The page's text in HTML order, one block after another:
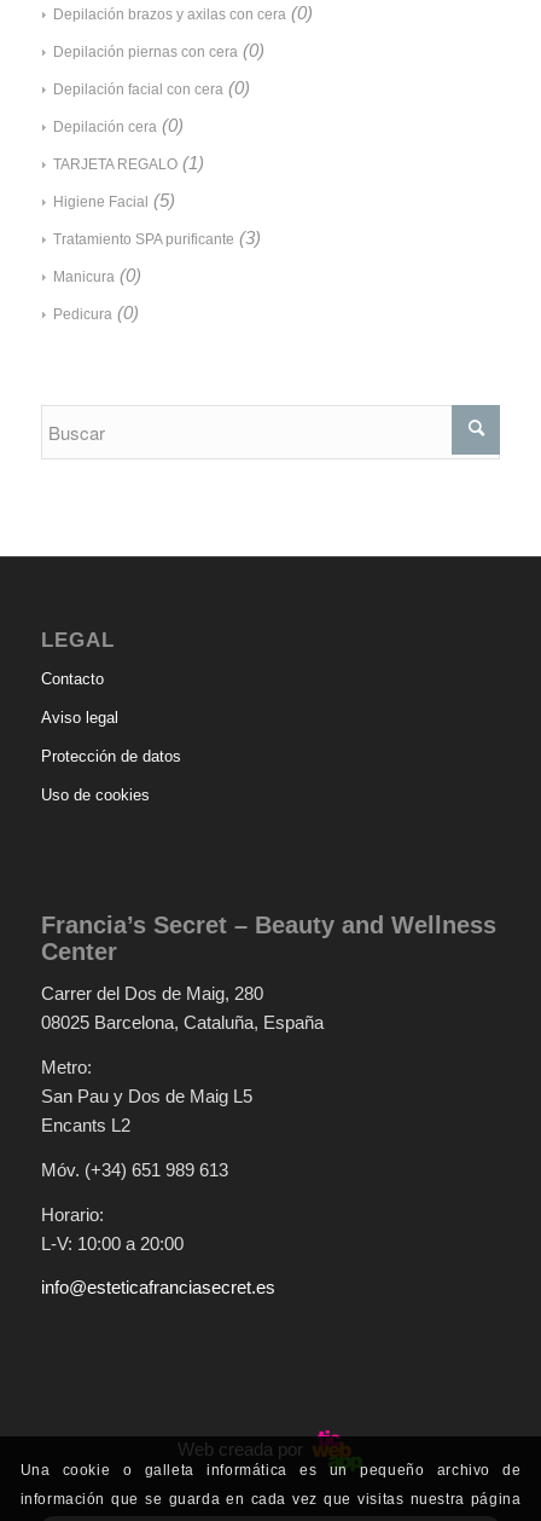
Depilación brazos y axilas con cera (0)
Depilación piernas con cera (0)
Depilación facial con cera (0)
Depilación cera (0)
TARJETA REGALO (1)
Higiene Facial (5)
Tratamiento SPA purificante (3)
Manicura (0)
Pedicura (0)
LEGAL
Contacto
Aviso legal
Protección de datos
Uso de cookies
Francia’s Secret – Beauty and Wellness
Center
Carrer del Dos de Maig, 280
08025 Barcelona, Cataluña, España
Metro:
San Pau y Dos de Maig L5
Encants L2
Móv. (+34) 651 989 613
Horario:
L-V: 10:00 a 20:00
info@esteticafranciasecret.es
Web creada por
Una cookie o galleta informática es un pequeño archivo de
información que se guarda en cada vez que visitas nuestra página